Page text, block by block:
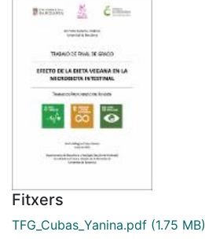
Fitxers
TFG_Cubas_Yanina.pdf (1.75 MB)